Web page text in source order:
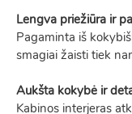
Lengva priežiūra ir
Pagaminta iš
smagiai žaisti tiek
Aukšta kokybė ir
Kabinos interjeras